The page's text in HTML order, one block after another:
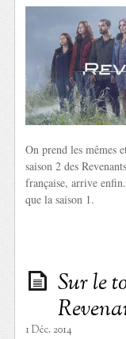
On prend les mêmes
saison 2 des
française, arrive
que la saison 1.
Sur le
1 Déc. 2014